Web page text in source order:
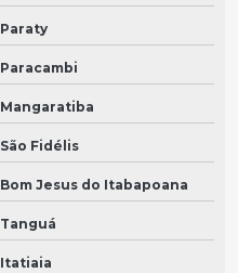
Paraty
Paracambi
Mangaratiba
São Fidélis
Bom Jesus do Itabapoana
Tanguá
Itatiaia